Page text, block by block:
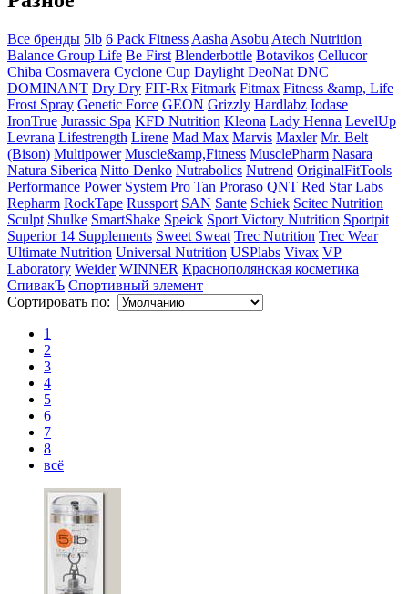
Все бренды 5lb 6 Pack Fitness Aasha Asobu Atech Nutrition
Balance Group Life Be First Blenderbottle Botavikos Cellucor
Chiba Cosmavera Cyclone Cup Daylight DeoNat DNC
DOMINANT Dry Dry FIT-Rx Fitmark Fitmax Fitness &amp, Life
Frost Spray Genetic Force GEON Grizzly Hardlabz Iodase
IronTrue Jurassic Spa KFD Nutrition Kleona Lady Henna LevelUp
Levrana Lifestrength Lirene Mad Max Marvis Maxler Mr. Belt
(Bison) Multipower Muscle&amp,Fitness MusclePharm Nasara
Natura Siberica Nitto Denko Nutrabolics Nutrend OriginalFitTools
Performance Power System Pro Tan Proraso QNT Red Star Labs
Repharm RockTape Russport SAN Sante Schiek Scitec Nutrition
Sculpt Shulke SmartShake Speick Sport Victory Nutrition Sportpit
Superior 14 Supplements Sweet Sweat Trec Nutrition Trec Wear
Ultimate Nutrition Universal Nutrition USPlabs Vivax VP
Laboratory Weider WINNER Краснополянская косметика
СпивакЪ Спортивный элемент
Сортировать по:
1
2
3
4
5
6
7
8
всё